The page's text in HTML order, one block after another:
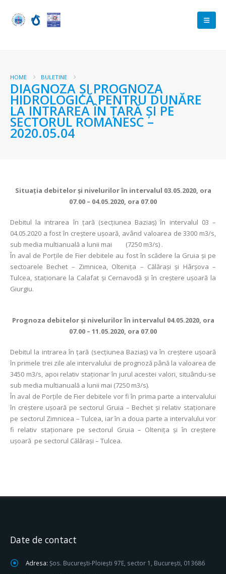
HOME BULETINE
DIAGNOZA ŞI PROGNOZA
HIDROLOGICĂ PENTRU DUNĂRE
LA INTRAREA ÎN ŢARĂ ŞI PE
SECTORUL ROMANESC –
2020.05.04
Situaţia debitelor şi nivelurilor în intervalul 03.05.2020, ora
07.00 – 04.05.2020, ora 07.00
Debitul la intrarea în ţară (secţiunea Baziaş) în intervalul 03 –
04.05.2020 a fost în creștere ușoară, având valoarea de 3300 m3/s,
sub media multianuală a lunii mai (7250 m3/s) .
În aval de Porţile de Fier debitele au fost în scădere la Gruia şi pe
sectoarele Bechet – Zimnicea, Olteniţa – Călăraşi şi Hârşova –
Tulcea, staționare la Calafat şi Cernavodă şi în creştere uşoară la
Giurgiu.
Prognoza debitelor şi nivelurilor în intervalul 04.05.2020, ora
07.00 – 11.05.2020, ora 07.00
Debitul la intrarea în ţară (secţiunea Baziaş) va în creștere uşoară
în primele trei zile ale intervalului de prognoză până la valoarea de
3450 m3/s, apoi relativ staționar în jurul acestei valori, situându-se
sub media multianuală a lunii mai (7250 m3/s).
În aval de Porţile de Fier debitele vor fi în prima parte a intervalului
în creștere uşoară pe sectorul Gruia – Bechet şi relativ staționare
pe sectorul Zimnicea – Tulcea, iar în a doua parte a intervalului vor
fi relativ staţionare pe sectorul Gruia – Olteniţa și în creştere
uşoară pe sectorul Călăraşi – Tulcea.
Date de contact
Adresa: Șos. București-Ploiești 97E, sector 1, București, 013686